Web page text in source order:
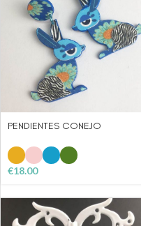
PENDIENTES CONEJO
€18.00